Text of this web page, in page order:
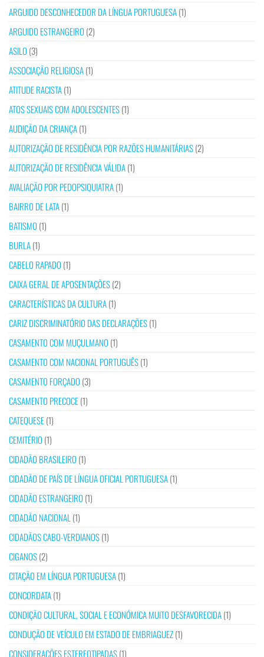
ARGUIDO DESCONHECEDOR DA LÍNGUA PORTUGUESA(1)
ARGUIDO ESTRANGEIRO (2)
ASILO (3)
ASSOCIAÇÃO RELIGIOSA(1)
ATITUDE RACISTA(1)
ATOS SEXUAIS COM ADOLESCENTES(1)
AUDIÇÃO DA CRIANÇA(1)
AUTORIZAÇÃO DE RESIDÊNCIA POR RAZÕES HUMANITÁRIAS(2)
AUTORIZAÇÃO DE RESIDÊNCIA VÁLIDA(1)
AVALIAÇÃO POR PEDOPSIQUIATRA(1)
BAIRRO DE LATA(1)
BATISMO (1)
BURLA(1)
CABELO RAPADO (1)
CAIXA GERAL DE APOSENTAÇÕES(2)
CARACTERÍSTICAS DA CULTURA(1)
CARIZ DISCRIMINATÓRIO DAS DECLARAÇÕES(1)
CASAMENTO COM MUÇULMANO (1)
CASAMENTO COM NACIONAL PORTUGUÊS(1)
CASAMENTO FORÇADO (3)
CASAMENTO PRECOCE(1)
CATEQUESE(1)
CEMITÉRIO (1)
CIDADÃO BRASILEIRO (1)
CIDADÃO DE PAÍS DE LÍNGUA OFICIAL PORTUGUESA(1)
CIDADÃO ESTRANGEIRO (1)
CIDADÃO NACIONAL (1)
CIDADÃOS CABO-VERDIANOS(1)
CIGANOS(2)
CITAÇÃO EM LÍNGUA PORTUGUESA(1)
CONCORDATA(1)
CONDIÇÃO CULTURAL, SOCIAL E ECONÓMICA MUITO DESFAVORECIDA(1)
CONDUÇÃO DE VEÍCULO EM ESTADO DE EMBRIAGUEZ(1)
CONSIDERAÇÕES ESTEREOTIPADAS(1)